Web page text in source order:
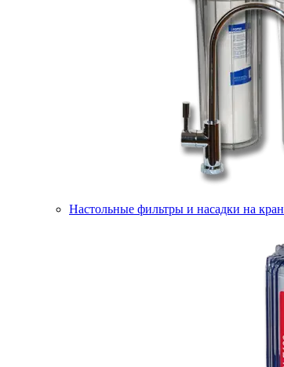
Настольные фильтры и насадки на кран